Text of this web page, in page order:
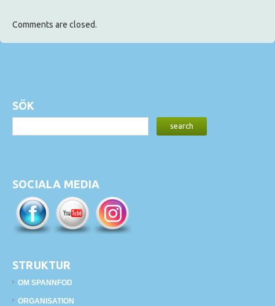
Comments are closed.
SÖK
SOCIALA MEDIA
STRUKTUR
OM SPANNFOD
ORGANISATION